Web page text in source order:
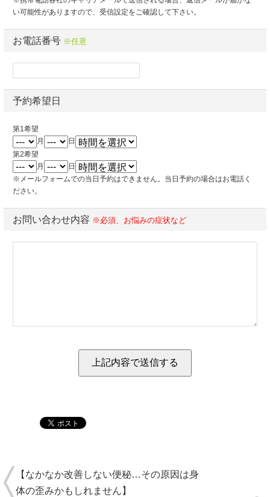
い可能性がありますので、受信設定をご確認して下さい。
お電話番号 ※任意
予約希望日
第1希望
月
日
第2希望
月
日
※メールフォームでの当日予約はできません。当日予約の場合はお電話く
ださい。
お問い合わせ内容 ※必須、お悩みの症状など
【なかなか改善しない便秘…その原因は身
体の歪みかもしれません】